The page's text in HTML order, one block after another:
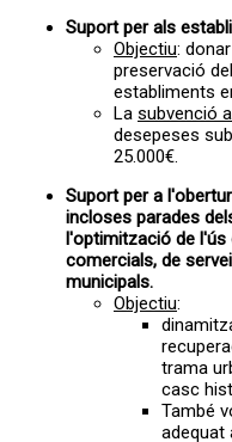
Suport per als
Objectiu:
preservació
establiments
La subvenció
desepeses
25.000€.
Suport per a
incloses parades
l'optimització de l'ús
comercials, de
municipals.
Objectiu:
trama
casc
També
adequat